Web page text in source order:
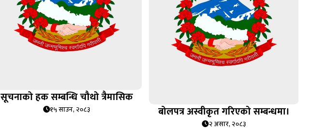
सूचनाको हक सम्बन्धि चौथो त्रैमासिक
१५ साउन, २०८३ बोलपत्र अस्वीकृत गरिएको सम्बन्धमा।
२ असार, २०८३